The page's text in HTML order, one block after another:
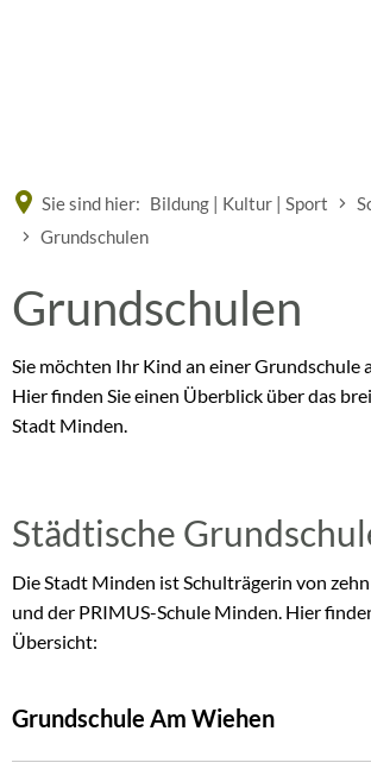
Sie sind hier: Bildung | Kultur | Sport
Grundschulen
Grundschulen
Sie möchten Ihr Kind an einer Grundschule
Hier finden Sie einen Überblick über das
Stadt Minden.
Städtische
Die Stadt Minden ist Schulträgerin von
und der PRIMUS-Schule Minden. Hier
Übersicht:
Grundschule Am Wiehen